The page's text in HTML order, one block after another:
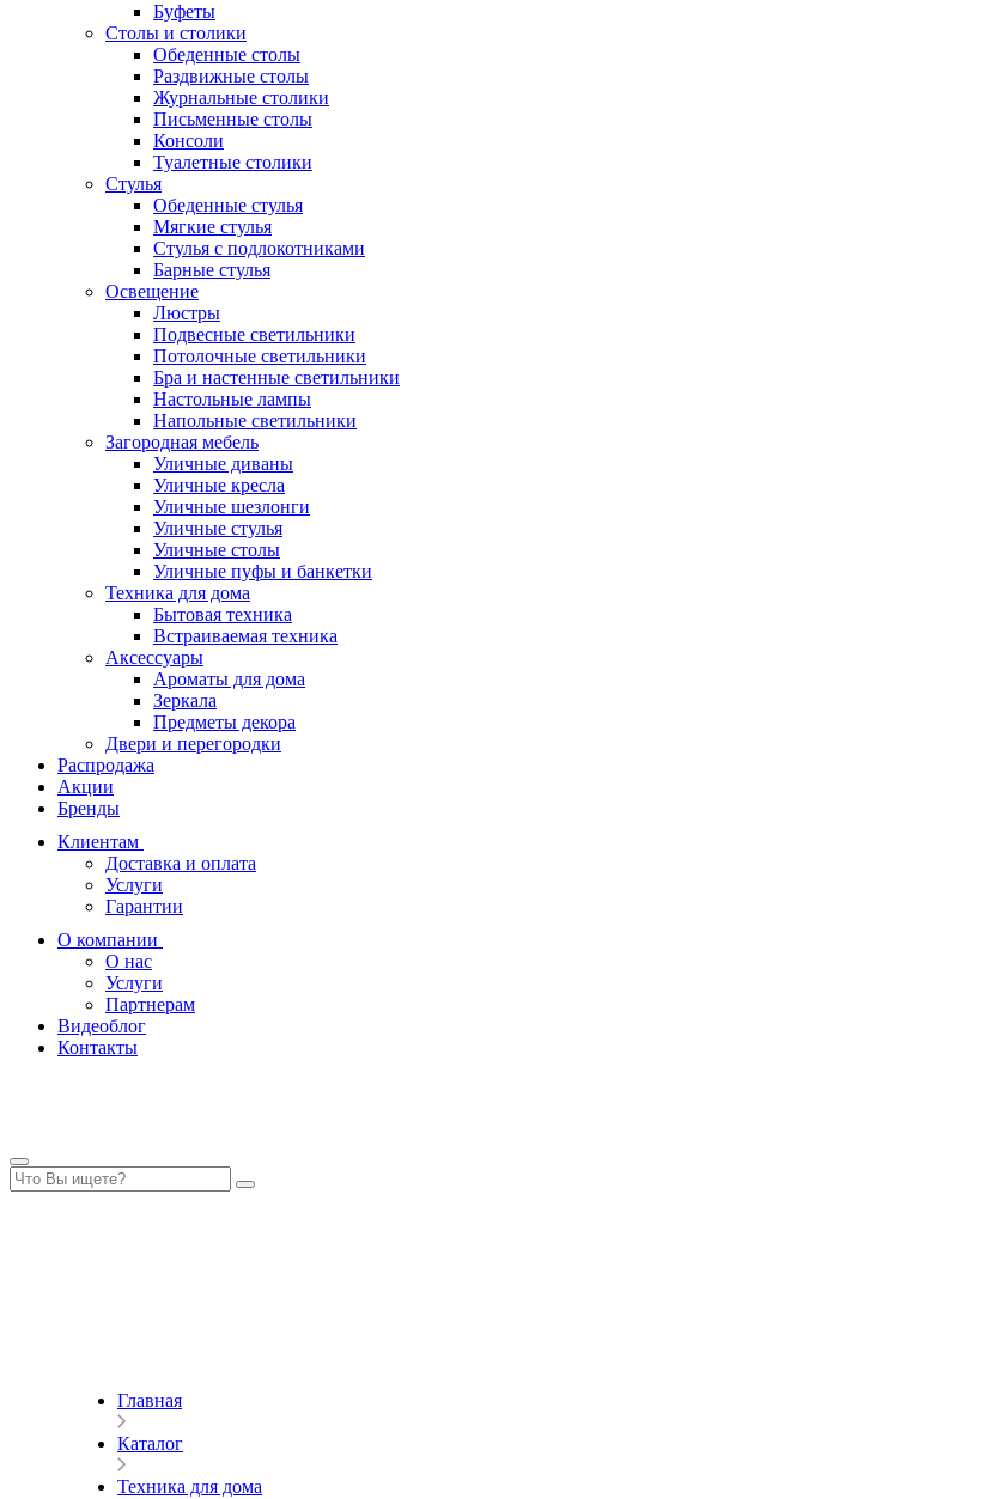
Буфеты
Столы и столики
Обеденные столы
Раздвижные столы
Журнальные столики
Письменные столы
Консоли
Туалетные столики
Стулья
Обеденные стулья
Мягкие стулья
Стулья с подлокотниками
Барные стулья
Освещение
Люстры
Подвесные светильники
Потолочные светильники
Бра и настенные светильники
Настольные лампы
Напольные светильники
Загородная мебель
Уличные диваны
Уличные кресла
Уличные шезлонги
Уличные стулья
Уличные столы
Уличные пуфы и банкетки
Техника для дома
Бытовая техника
Встраиваемая техника
Аксессуары
Ароматы для дома
Зеркала
Предметы декора
Двери и перегородки
Распродажа
Акции
Бренды
Клиентам
Доставка и оплата
Услуги
Гарантии
О компании
О нас
Услуги
Партнерам
Видеоблог
Контакты
Главная
Каталог
Техника для дома